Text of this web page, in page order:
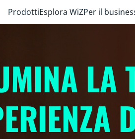
ProdottiEsplora WiZPer il
LA